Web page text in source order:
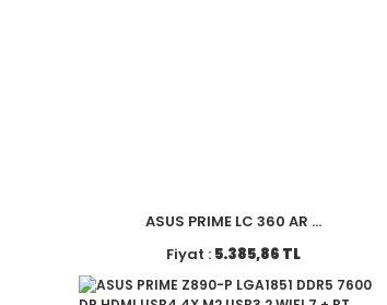
ASUS PRIME LC 360 AR ...
Fiyat : 5.385,86 TL